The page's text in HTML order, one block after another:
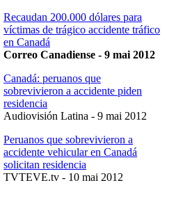
Recaudan 200.000 dólares para
víctimas de trágico accidente tráfico
en Canadá
Correo Canadiense - 9 mai 2012
Canadá: peruanos que
sobrevivieron a accidente piden
residencia
Audiovisión Latina - 9 mai 2012
Peruanos que sobrevivieron a
accidente vehicular en Canadá
solicitan residencia
TVTEVE.tv - 10 mai 2012